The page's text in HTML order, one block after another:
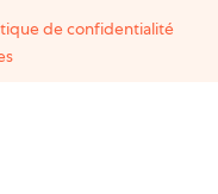
de confidentialité